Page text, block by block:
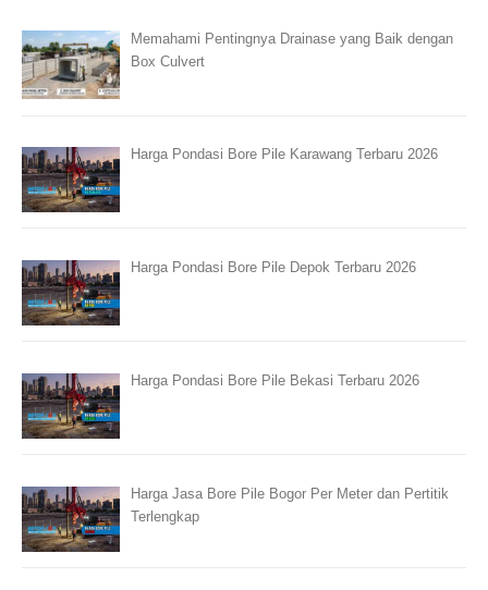
Memahami Pentingnya Drainase yang Baik dengan
Box Culvert
Harga Pondasi Bore Pile Karawang Terbaru 2026
Harga Pondasi Bore Pile Depok Terbaru 2026
Harga Pondasi Bore Pile Bekasi Terbaru 2026
Harga Jasa Bore Pile Bogor Per Meter dan Pertitik
Terlengkap